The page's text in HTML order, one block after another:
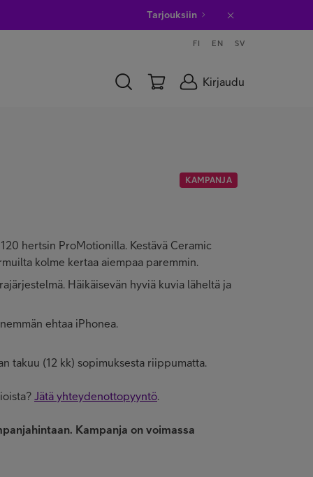
Tarjouksiin
FI EN SV
Kirjaudu
KAMPANJA
hertsin ProMotionilla. Kestävä Ceramic
kolme kertaa aiempaa paremmin.
Häikäisevän hyviä kuvia läheltä ja
ehtaa iPhonea.
takuu (12 kk) sopimuksesta riippumatta.
Jätä yhteydenottopyyntö.
Kampanja on voimassa